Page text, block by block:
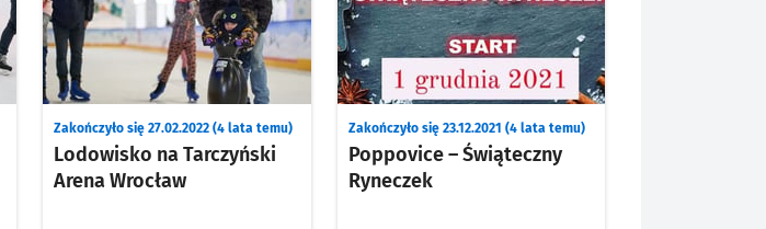
Lodowisko na Tarczyński
Arena Wrocław
Zakończyło się 27.02.2022 (4 lata temu)
Poppovice – Świąteczny
Ryneczek
Zakończyło się 23.12.2021 (4 lata temu)